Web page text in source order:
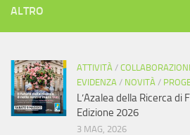
ALTRO
ATTIVITÀ / COLLABORAZIONI
EVIDENZA / NOVITÀ /
L’Azalea della Ricerca di
Edizione 2026
3 MAG, 2026